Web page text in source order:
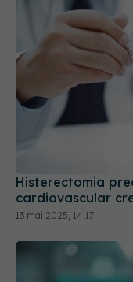
Histerectomia
cardiovascular
13 mai 2025, 14:17